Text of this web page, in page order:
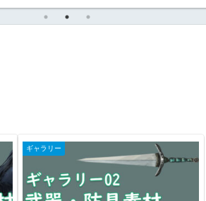
ギャラリー